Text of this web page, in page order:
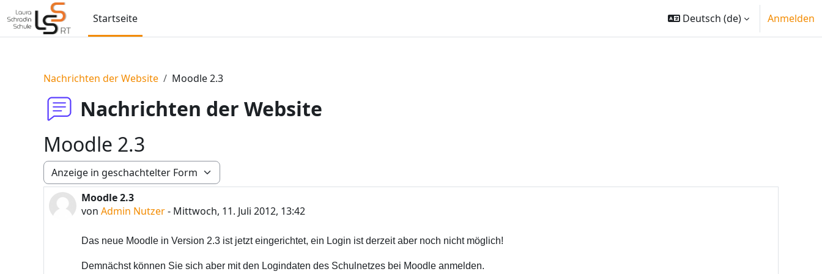
Zum Hauptinhalt
Startseite
Deutsch ‎(de)‎ Anmelden
Nachrichten der Website Moodle 2.3
Nachrichten der Website
Moodle 2.3
Anzeigemodus
Moodle 2.3
von Admin Nutzer- Mittwoch, 11. Juli 2012, 13:42
Anzahl Antworten: 0
Das neue Moodle in Version 2.3 ist jetzt eingerichtet, ein Login ist derzeit aber noch nicht möglich!
Demnächst können Sie sich aber mit den Logindaten des Schulnetzes bei Moodle anmelden.